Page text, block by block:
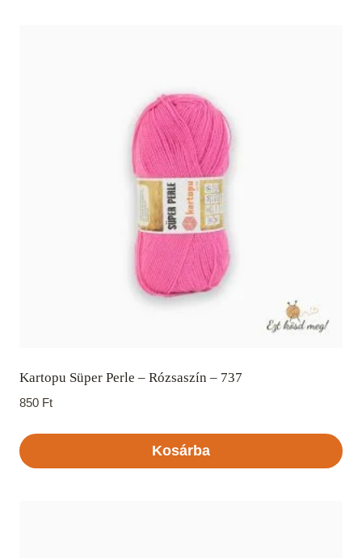
Kartopu Süper Perle – Rózsaszín – 737
850 Ft
Kosárba